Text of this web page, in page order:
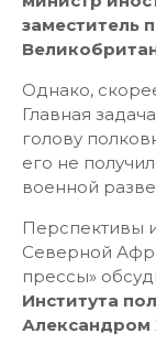
заместитель
Однако,
Главная
голову
его не
военной
Перспективы
Северной
прессы»
Института